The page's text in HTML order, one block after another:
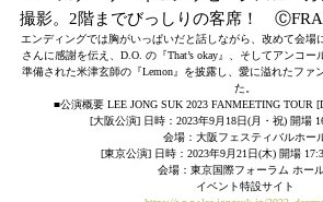
撮影。2階までびっしりの客席！
エンディングでは胸がいっぱいだと話しながら、改めて会場
さんに感謝を伝え、D.O. の『That’s okay』、そしてアンコ
準備された米津玄師の『Lemon』を披露し、愛に溢れたファ
た。
■公演概要 LEE JONG SUK 2023 FANMEETING TOUR
[大阪公演] 日時：2023年9月18日(月・祝) 開場
会場：大阪フェスティバルホー
[東京公演] 日時：2023年9月21日(木) 開場
会場：東京国際フォーラム ホー
イベント特設サイト